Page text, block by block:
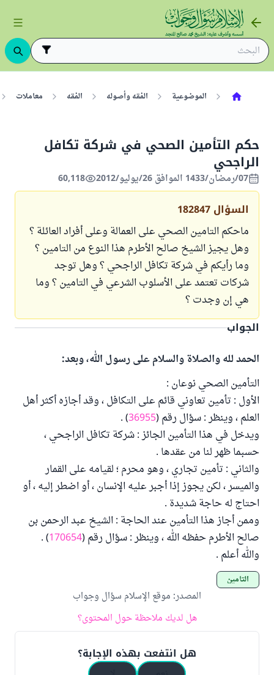
الموضوعية الفقه وأصوله الفقه معاملات
حكم التأمين الصحي في شركة تكافل
الراجحي
07/رمضان/1433 الموافق 26/يوليو/2012 60,118
السؤال 182847
ماحكم التامين الصحي على العمالة وعلى أفراد العائلة ؟
وهل يجيز الشيخ صالح الأطرم هذا النوع من التامين ؟
وما رأيكم في شركة تكافل الراجحي ؟ وهل توجد
شركات تعتمد على الأسلوب الشرعي في التامين ؟ وما
هي إن وجدت ؟
الجواب
الحمد لله والصلاة والسلام على رسول الله، وبعد:
التأمين الصحي نوعان :
الأول : تأمين تعاوني قائم على التكافل ، وقد أجازه أكثر أهل
العلم ، وينظر : سؤال رقم (36955
) .
ويدخل في هذا التأمين الجائز : شركة تكافل الراجحي ،
حسبما ظهر لنا من عقدها .
والثاني : تأمين تجاري ، وهو محرم ؛ لقيامه على القمار
والميسر ، لكن يجوز إذا أجبر عليه الإنسان ، أو اضطر إليه ، أو
احتاج له حاجة شديدة .
وممن أجاز هذا التأمين عند الحاجة : الشيخ عبد الرحمن بن
صالح الأطرم حفظه الله ، وينظر : سؤال رقم (170654
) .
والله أعلم .
التأمين
المصدر: موقع الإسلام سؤال وجواب
هل لديك ملاحظة حول المحتوى؟
هل انتفعت بهذه الإجابة؟